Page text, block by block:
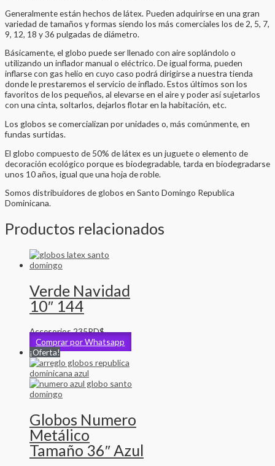
Generalmente están hechos de látex. Pueden adquirirse en una gran
variedad de tamaños y formas siendo los más comerciales los de 2, 5, 7,
9, 12, 18 y 36 pulgadas de diámetro.
Básicamente, el globo puede ser llenado con aire soplándolo o
utilizando un inflador manual o eléctrico. De igual forma, pueden
inflarse con gas helio en cuyo caso podrá dirigirse a nuestra tienda
donde le prestaremos el servicio de inflado. Estos últimos son los
favoritos de los pequeños, al elevarse en el aire y poder así sujetarlos
con una cinta, soltarlos, dejarlos flotar en la habitación, etc.
Los globos se comercializan por unidades o, más comúnmente, en
fundas surtidas.
El globo compuesto de 50% de látex es un juguete o elemento de
decoración ecológico porque es biodegradable, tarda en biodegradarse
unos 10 años, igual que una hoja de roble.
Somos distribuidores de globos en Santo Domingo Republica
Dominicana.
Productos relacionados
Verde Navidad
10″ 144
Accesorios235RD$
Comprar por Whatsapp
¡Oferta!
Globos Numero
Metálico
Tamaño 36″ Azul